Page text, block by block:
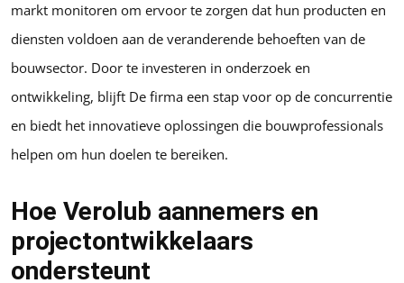
markt monitoren om ervoor te zorgen dat hun producten en
diensten voldoen aan de veranderende behoeften van de
bouwsector. Door te investeren in onderzoek en
ontwikkeling, blijft De firma een stap voor op de concurrentie
en biedt het innovatieve oplossingen die bouwprofessionals
helpen om hun doelen te bereiken.
Hoe Verolub aannemers en
projectontwikkelaars
ondersteunt